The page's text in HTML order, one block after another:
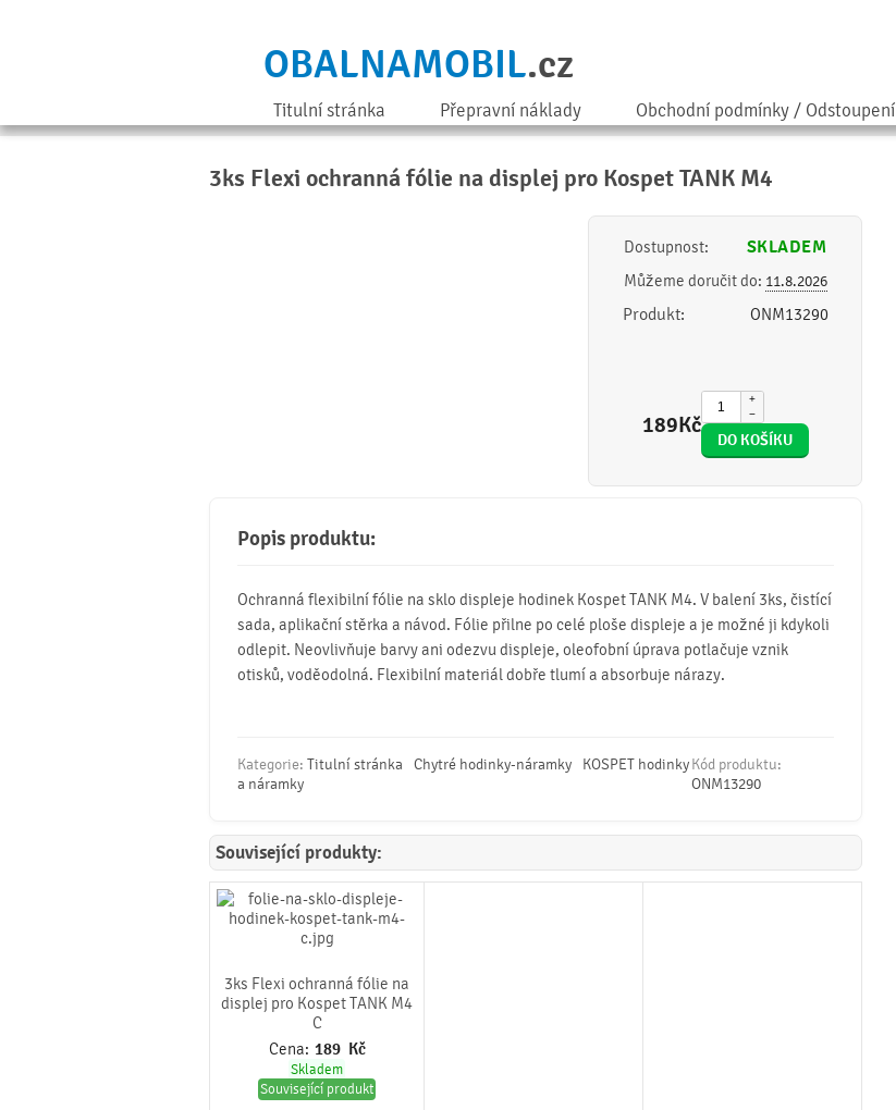
OBALNAMOBIL.cz
Titulní stránka Přepravní náklady Obchodní podmínky / Odstoupení
3ks Flexi ochranná fólie na displej pro Kospet TANK M4
Dostupnost: SKLADEM
Můžeme doručit do: 11.8.2026
Produkt: ONM13290
189Kč
+
−
Popis produktu:
Ochranná flexibilní fólie na sklo displeje hodinek Kospet TANK M4. V balení 3ks, čistící
sada, aplikační stěrka a návod. Fólie přilne po celé ploše displeje a je možné ji kdykoli
odlepit. Neovlivňuje barvy ani odezvu displeje, oleofobní úprava potlačuje vznik
otisků, voděodolná. Flexibilní materiál dobře tlumí a absorbuje nárazy.
Kategorie: Titulní stránka Chytré hodinky-náramky
KOSPET hodinky
a náramky
Kód produktu:
ONM13290
Související produkty:
3ks Flexi ochranná fólie na
displej pro Kospet TANK M4
C
Cena: 189 Kč
Skladem
Související produkt